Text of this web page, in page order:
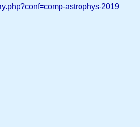
astrophys-2019